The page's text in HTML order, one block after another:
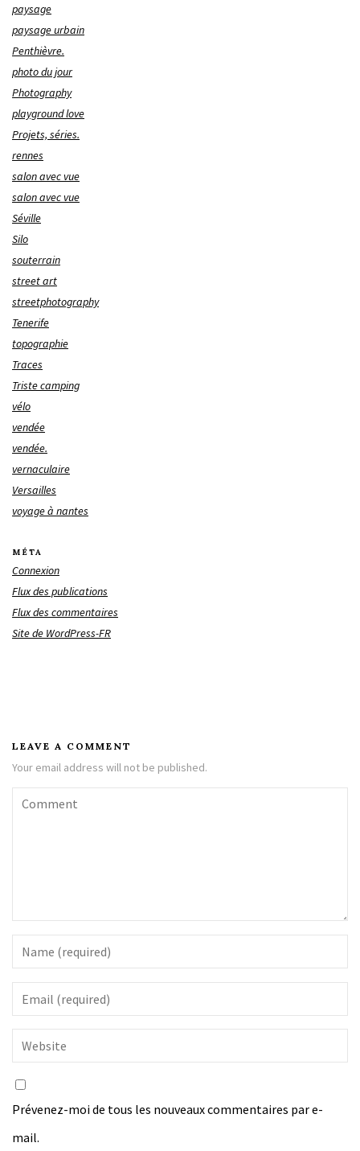
paysage
paysage urbain
Penthièvre.
photo du jour
Photography
playground love
Projets, séries.
rennes
salon avec vue
salon avec vue
Séville
Silo
souterrain
street art
streetphotography
Tenerife
topographie
Traces
Triste camping
vélo
vendée
vendée.
vernaculaire
Versailles
voyage à nantes
MÉTA
Connexion
Flux des publications
Flux des commentaires
Site de WordPress-FR
LEAVE A COMMENT
Your email address will not be published.
Prévenez-moi de tous les nouveaux commentaires par e-
mail.